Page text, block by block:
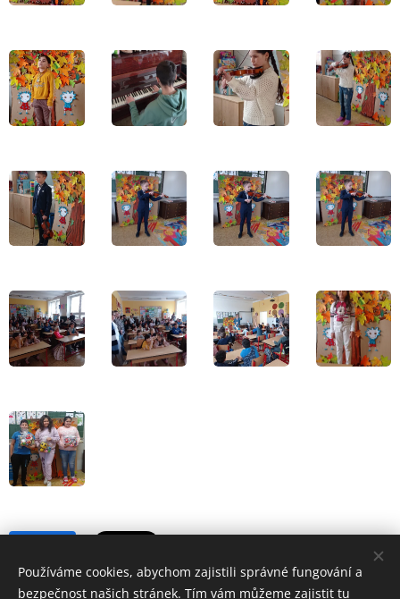
Používáme cookies, abychom zajistili správné fungování a
bezpečnost našich stránek. Tím vám můžeme zajistit tu